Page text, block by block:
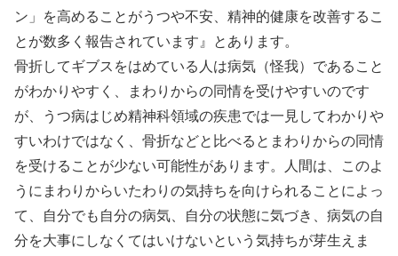
ン」を高めることがうつや不安、精神的健康を改善するこ
とが数多く報告されています』とあります。
骨折してギブスをはめている人は病気（怪我）であること
がわかりやすく、まわりからの同情を受けやすいのです
が、うつ病はじめ精神科領域の疾患では一見してわかりや
すいわけではなく、骨折などと比べるとまわりからの同情
を受けることが少ない可能性があります。人間は、このよ
うにまわりからいたわりの気持ちを向けられることによっ
て、自分でも自分の病気、自分の状態に気づき、病気の自
分を大事にしなくてはいけないという気持ちが芽生えま